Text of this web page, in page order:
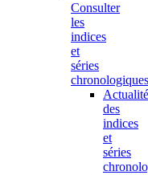
Consulter
les
indices
et
séries
chronologiques
des
indices
et
séries